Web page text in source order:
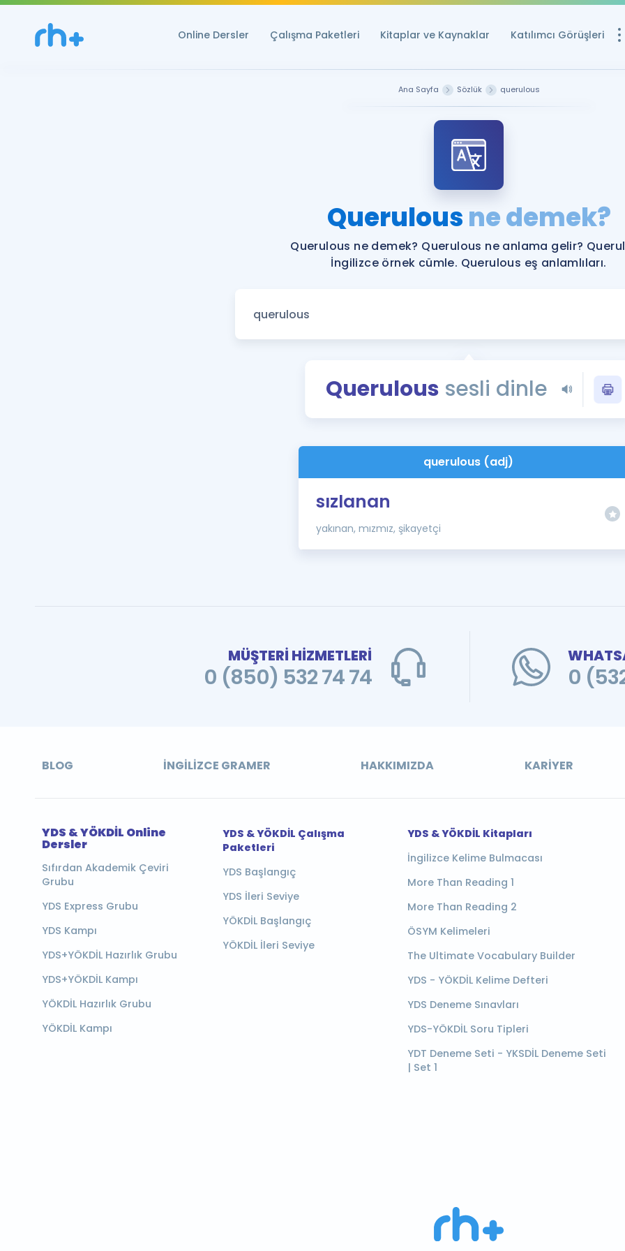
Online Dersler Çalışma Paketleri Kitaplar ve Kaynaklar Katılımcı Görüşleri
YDS ve YÖKDİL
YDS ve YÖKDİL'e
Tüm ÖSYM
YDS - YÖKDİL
İngilizce
Ana Sayfa Sözlük querulous
Querulousne demek?
Querulous ne demek? Querulous ne anlama gelir?
İngilizce örnek cümle. Querulous eş anlamlıları.
Querulous sesli dinle
querulous (adj)
sızlanan
yakınan, mızmız, şikayetçi
MÜŞTERİ HİZMETLERİ
0 (850) 532 74 74 0
BLOG İNGILIZCE GRAMER HAKKIMIZDA KARIYER
YDS & YÖKDİL Online
Dersler
Sıfırdan Akademik Çeviri
Grubu
YDS Express Grubu
YDS Kampı
YDS+YÖKDİL Hazırlık Grubu
YDS+YÖKDİL Kampı
YÖKDİL Hazırlık Grubu
YÖKDİL Kampı
YDS & YÖKDİL Çalışma
Paketleri
YDS Başlangıç
YDS İleri Seviye
YÖKDİL Başlangıç
YÖKDİL İleri Seviye
YDS & YÖKDİL Kitapları
İngilizce Kelime Bulmacası
More Than Reading 1
More Than Reading 2
ÖSYM Kelimeleri
The Ultimate Vocabulary Builder
YDS - YÖKDİL Kelime Defteri
YDS Deneme Sınavları
YDS-YÖKDİL Soru Tipleri
YDT Deneme Seti - YKSDİL Deneme Seti
| Set 1